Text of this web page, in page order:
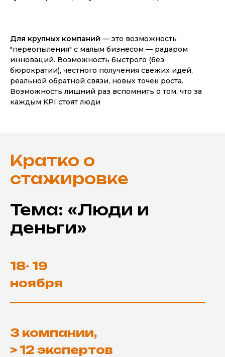
Для крупных компаний — это возможность
"переопыления" с малым бизнесом — радаром
инноваций. Возможность быстрого (без
бюрократии), честного получения свежих идей,
реальной обратной связи, новых точек роста.
Возможность лишний раз вспомнить о том, что за
каждым KPI стоят люди
Кратко о
стажировке
Тема: «Люди и
деньги»
18- 19
ноября
3 компании,
> 12 экспертов